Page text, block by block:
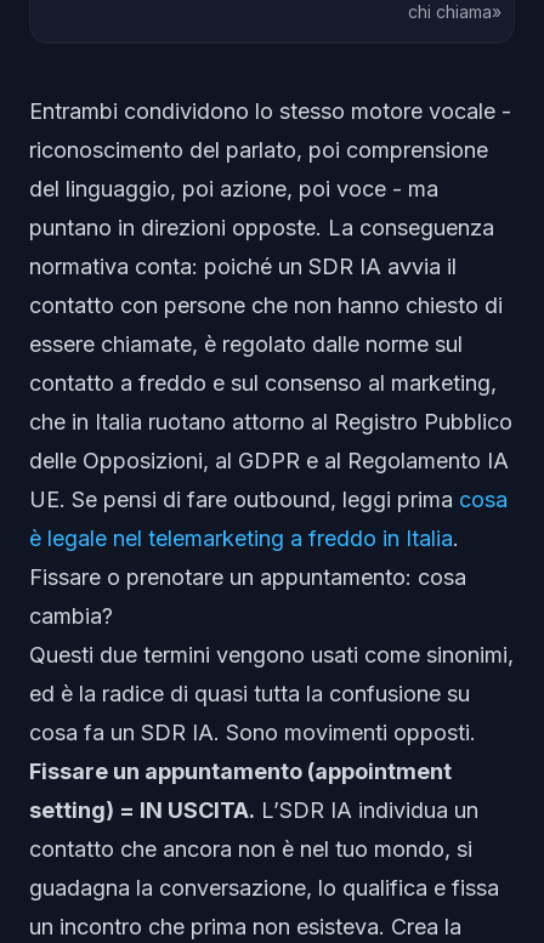
chi chiama»
Entrambi condividono lo stesso motore vocale -
riconoscimento del parlato, poi comprensione
del linguaggio, poi azione, poi voce - ma
puntano in direzioni opposte. La conseguenza
normativa conta: poiché un SDR IA avvia il
contatto con persone che non hanno chiesto di
essere chiamate, è regolato dalle norme sul
contatto a freddo e sul consenso al marketing,
che in Italia ruotano attorno al Registro Pubblico
delle Opposizioni, al GDPR e al Regolamento IA
UE. Se pensi di fare outbound, leggi prima cosa
è legale nel telemarketing a freddo in Italia.
Fissare o prenotare un appuntamento: cosa
cambia?
Questi due termini vengono usati come sinonimi,
ed è la radice di quasi tutta la confusione su
cosa fa un SDR IA. Sono movimenti opposti.
Fissare un appuntamento (appointment
setting) = IN USCITA. L’SDR IA individua un
contatto che ancora non è nel tuo mondo, si
guadagna la conversazione, lo qualifica e fissa
un incontro che prima non esisteva. Crea la